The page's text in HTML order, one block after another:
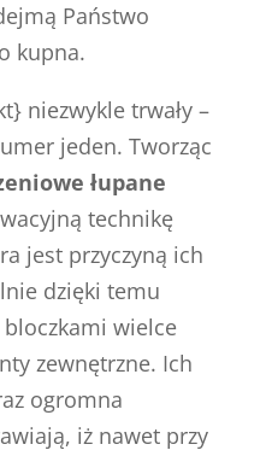
Państwo
kupna.
niezwykle trwały –
jeden. Tworząc
łupane
technikę
jest przyczyną ich
dzięki temu
wielce
zewnętrzne. Ich
ogromna
iż nawet przy